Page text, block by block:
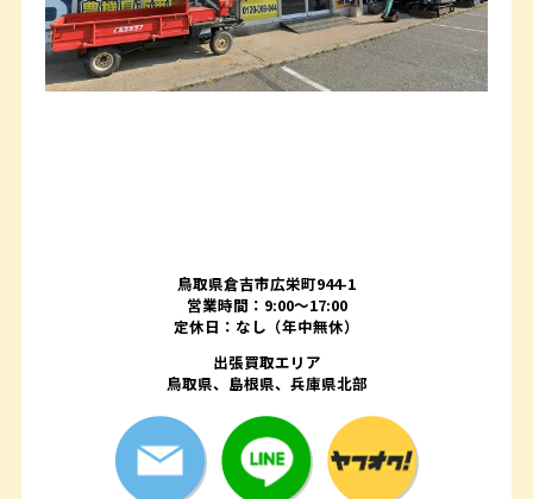
鳥取県倉吉市広栄町944-1
営業時間：9:00～17:00
定休日：なし（年中無休）
出張買取エリア
鳥取県、島根県、兵庫県北部